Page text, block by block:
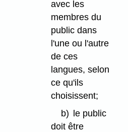
avec les
membres du
public dans
l'une ou l'autre
de ces
langues, selon
ce qu'ils
choisissent;
b) le public
doit être